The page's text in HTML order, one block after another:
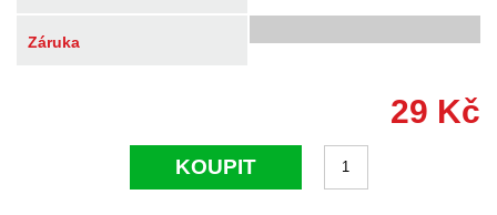
Záruka
29 Kč
KOUPIT